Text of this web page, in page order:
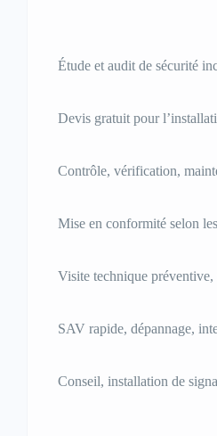
Étude et audit de sécurité
Devis gratuit pour
Contrôle, vérification,
Mise en conformité selon
Visite technique préventive,
SAV rapide, dépannage,
Conseil, installation de